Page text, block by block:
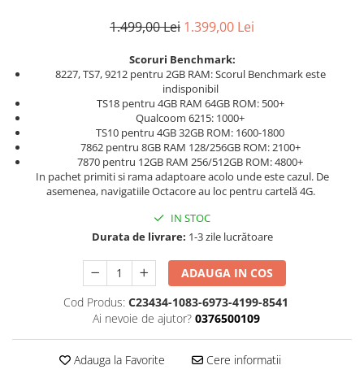
1.499,00 Lei 1.399,00 Lei
Scoruri Benchmark:
8227, TS7, 9212 pentru 2GB RAM: Scorul Benchmark este
indisponibil
TS18 pentru 4GB RAM 64GB ROM: 500+
Qualcoom 6215: 1000+
TS10 pentru 4GB 32GB ROM: 1600-1800
7862 pentru 8GB RAM 128/256GB ROM: 2100+
7870 pentru 12GB RAM 256/512GB ROM: 4800+
In pachet primiti si rama adaptoare acolo unde este cazul. De
asemenea, navigatiile Octacore au loc pentru cartelă 4G.
IN STOC
Durata de livrare: 1-3 zile lucrătoare
ADAUGA IN COS
Cod Produs: C23434-1083-6973-4199-8541
Ai nevoie de ajutor? 0376500109
Adauga la Favorite Cere informatii